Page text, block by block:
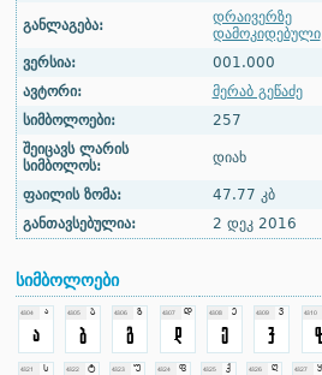
განლაგება:
დრაივერზე
დამოკიდებული
ვერსია:
001.000
ავტორი:
მერაბ გეწაძე
სიმბოლოები:
257
შეიცავს ლარის
სიმბოლოს:
დიახ
ფაილის ზომა:
47.77 კბ
განთავსებულია:
2 დეკ 2016
სიმბოლოები